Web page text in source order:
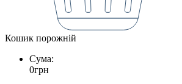
Кошик порожній
Сума:
0грн